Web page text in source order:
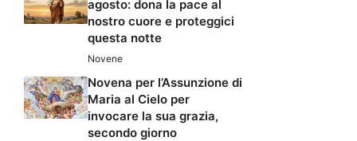
agosto: dona la pace al
nostro cuore e proteggici
questa notte
Novene
Novena per l’Assunzione di
Maria al Cielo per
invocare la sua grazia,
secondo giorno